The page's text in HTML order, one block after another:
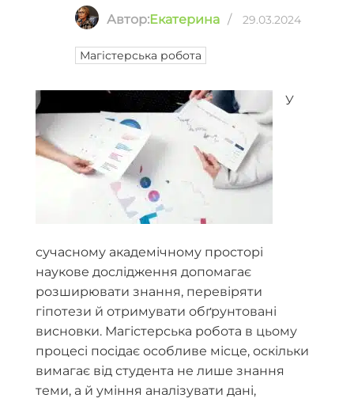
Автор:Екатерина / 29.03.2024
Магістерська робота
У
сучасному академічному просторі
наукове дослідження допомагає
розширювати знання, перевіряти
гіпотези й отримувати обґрунтовані
висновки. Магістерська робота в цьому
процесі посідає особливе місце, оскільки
вимагає від студента не лише знання
теми, а й уміння аналізувати дані,